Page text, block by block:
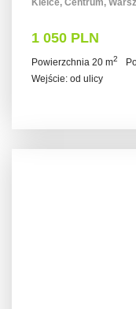
Kielce, Centrum,
1 050 PLN
Powierzchnia 20 m2
Wejście: od ulicy